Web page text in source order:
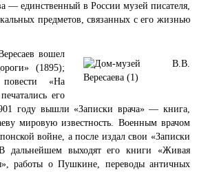
— единственный в России музей писателя,
предметов, связанных с его жизнью
вошел
(1895);
«На
его
году вышли «Записки врача» — книга,
мировую известность. Военным врачом
войне, а после издал свои «Записки
дальнейшем выходят его книги «Живая
работы о Пушкине, переводы античных